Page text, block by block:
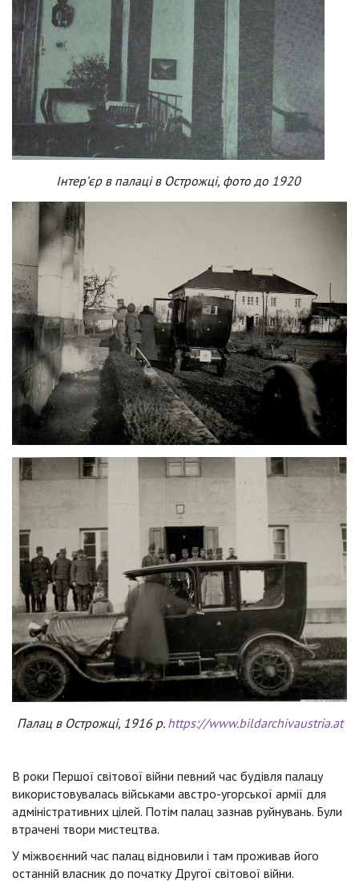
Інтер’єр в палаці в Острожці, фото до 1920
Палац в Острожці, 1916 р. https://www.bildarchivaustria.at
В роки Першої світової війни певний час будівля палацу
використовувалась військами австро-угорської армії для
адміністративних цілей. Потім палац зазнав руйнувань. Були
втрачені твори мистецтва.
У міжвоєнний час палац відновили і там проживав його
останній власник до початку Другої світової війни.